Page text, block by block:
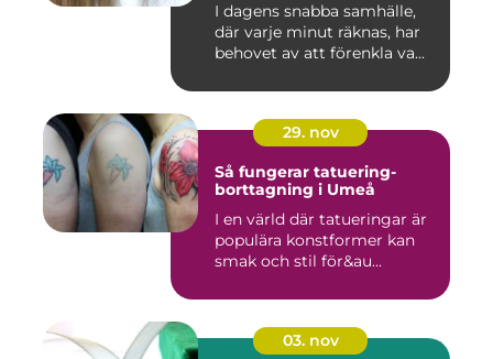
I dagens snabba samhälle,
där varje minut räknas, har
behovet av att förenkla va...
29. nov
Så fungerar tatuering-
borttagning i Umeå
I en värld där tatueringar är
populära konstformer kan
smak och stil för&au...
03. nov